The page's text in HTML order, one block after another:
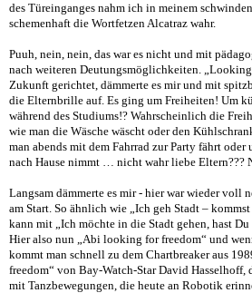
des Türeinganges nahm ich in meinem
schemenhaft die Wortfetzen Alcatraz wahr.
Puuh, nein, nein, das war es nicht und mit
nach weiteren Deutungsmöglichkeiten.
Zukunft gerichtet, dämmerte es mir und mit
die Elternbrille auf. Es ging um Freiheiten! Um
während des Studiums!? Wahrscheinlich die
wie man die Wäsche wäscht oder den
man abends mit dem Fahrrad zur Party fährt
nach Hause nimmt … nicht wahr liebe Eltern???
Langsam dämmerte es mir - hier war wieder voll
am Start. So ähnlich wie „Ich geh Stadt –
kann mit „Ich möchte in die Stadt gehen, hast
Hier also nun „Abi looking for freedom“ und
kommt man schnell zu dem Chartbreaker aus
freedom“ von Bay-Watch-Star David
mit Tanzbewegungen, die heute an Robotik